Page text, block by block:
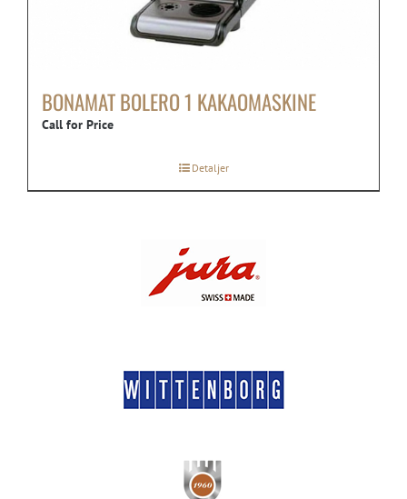
BONAMAT BOLERO 1 KAKAOMASKINE
Call for Price
Detaljer